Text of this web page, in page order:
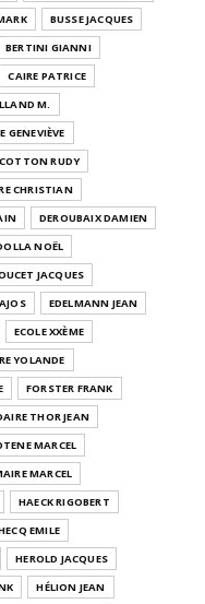
BUSSE JACQUES
BERTINI GIANNI
CAIRE PATRICE
M.
GENEVIÈVE
COTTON RUDY
CHRISTIAN
DEROUBAIX DAMIEN
NOËL
JACQUES
EDELMANN JEAN
ECOLE XXÈME
YOLANDE
FORSTER FRANK
THOR JEAN
MARCEL
MARCEL
HAECK RIGOBERT
EMILE
HEROLD JACQUES
HÉLION JEAN